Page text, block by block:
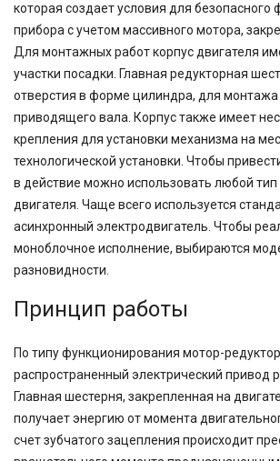
которая создает условия для безопасного
прибора с учетом массивного мотора,
Для монтажных работ корпус двигателя
участки посадки. Главная редукторная
отверстия в форме цилиндра, для монтажа
приводящего вала. Корпус также имеет
крепления для установки механизма на
технологической установки. Чтобы
в действие можно использовать любой тип
двигателя. Чаще всего используется
асинхронный электродвигатель. Чтобы
моноблочное исполнение, выбираются
разновидности.
Принцип работы
По типу функционирования мотор-
распространенный электрический привод
Главная шестерня, закрепленная на
получает энергию от момента
счет зубчатого зацепления происходит